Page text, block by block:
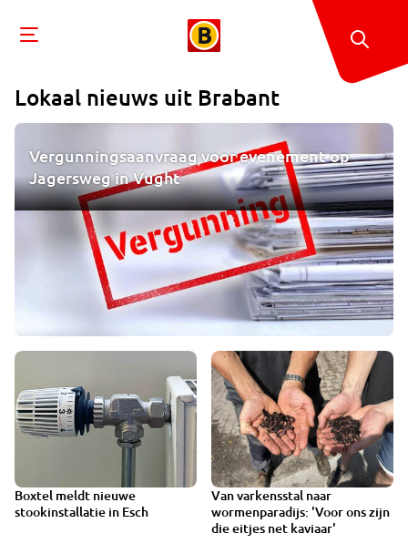
Lokaal nieuws uit Brabant
Vergunningsaanvraag voor evenement op
Jagersweg in Vught
Boxtel meldt nieuwe
stookinstallatie in Esch
Van varkensstal naar
wormenparadijs: 'Voor ons zijn
die eitjes net kaviaar'
BRABANT ONDERGRONDS